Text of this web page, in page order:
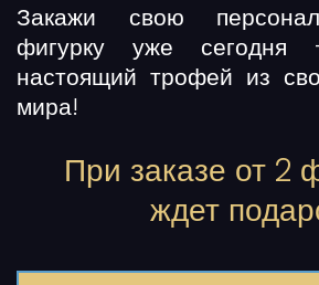
Закажи свою
фигурку уже сегодня
настоящий трофей из
мира!
При заказе от 2
ждет